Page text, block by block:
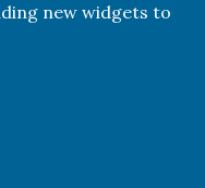
new widgets to